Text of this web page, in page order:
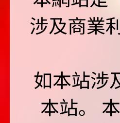
涉及商業
如本站涉
本站。